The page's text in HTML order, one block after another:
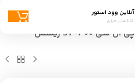
پی ال سی S7-400 زیمنس